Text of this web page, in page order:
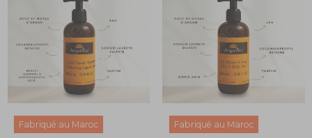
Fabriqué au Maroc Fabriqué au Maroc